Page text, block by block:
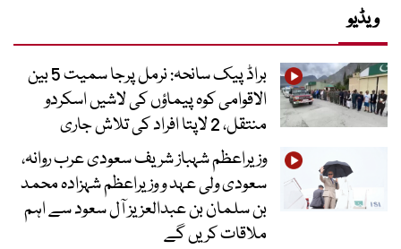
ویڈیو
براڈ پیک سانحہ: نرمل پرجا سمیت 5 بین
الاقوامی کوہ پیماؤں کی لاشیں اسکردو
منتقل، 2 لاپتا افراد کی تلاش جاری
وزیراعظم شہباز شریف سعودی عرب روانہ،
سعودی ولی عہد و وزیراعظم شہزادہ محمد
بن سلمان بن عبدالعزیز آل سعود سے اہم
ملاقات کریں گے